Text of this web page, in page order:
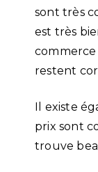
sont très
est très
restent
Il existe
prix sont
trouve